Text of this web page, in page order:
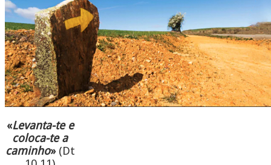
«Levanta-te e
coloca-te a
caminho»(Dt